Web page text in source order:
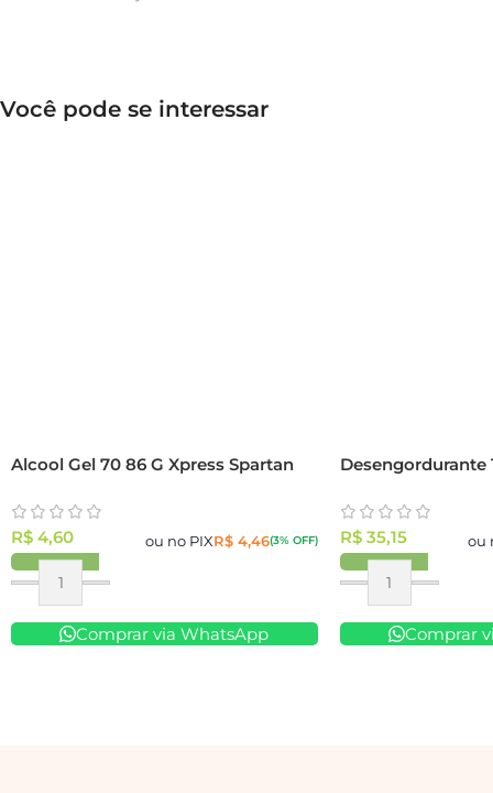
Você pode se interessar
Alcool Gel 70 86 G Xpress Spartan
R$ 4,60 ou no PIXR$4,46(3% OFF)
Comprar via WhatsApp
Desengordurante
R$35,15 ou
Comprar